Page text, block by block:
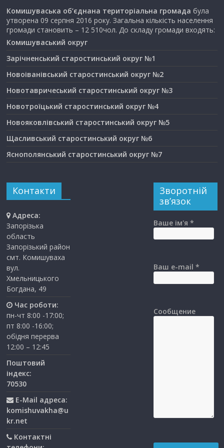
Комишуваська об’єднана територіальна громада була
утворена 09 серпня 2016 року. Загальна кількість населення
громади становить – 12 510чол. До складу громади входять:
Комишуваський округ
Зарічненський старостинський округ №1
Новоіванівський старостинський округ №2
Новотавричеський старостинський округ №3
Новотроїцький старостинський округ №4
Новояковлівський старостинський округ №5
Щасливський старостинський округ №6
Яснополянський старостинський округ №7
Контакти
Адреса:
Запорізька
область
Запорізький район
смт. Комишуваха
вул.
Хмельницького
Богдана, 49
Час роботи:
пн-чт 8:00 -17:00;
пт 8:00 -16:00;
обідня перерва
12:00 – 12:45
Поштовий
індекс:
70530
E-Mail адреса:
komishuvakha@u
kr.net
Контактні
Зворотній
зв’язок
Ваше ім'я *
Ваш e-mail *
Сообщение